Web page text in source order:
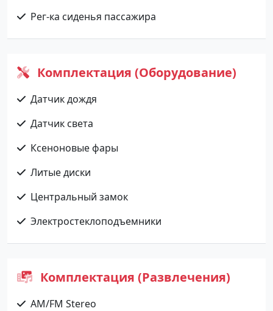
Рег-ка сиденья пассажира
Комплектация (Оборудование)
Датчик дождя
Датчик света
Ксеноновые фары
Литые диски
Центральный замок
Электростеклоподъемники
Комплектация (Развлечения)
AM/FM Stereo